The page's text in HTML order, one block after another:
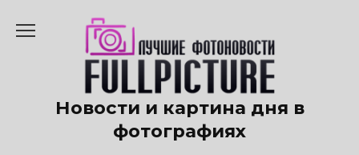
содержанию
Новости и картина дня в
фотографиях